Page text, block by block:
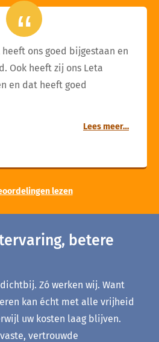
ons goed bijgestaan en
Ook heeft zij ons Leta
en dat heeft goed
Lees meer…
lezen
betere
Zó werken wij. Want
kan écht met alle vrijheid
uw kosten laag blijven.
vertrouwde